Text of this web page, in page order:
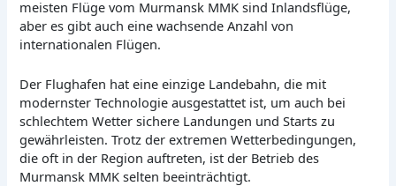
meisten Flüge vom Murmansk MMK sind Inlandsflüge,
aber es gibt auch eine wachsende Anzahl von
internationalen Flügen.
Der Flughafen hat eine einzige Landebahn, die mit
modernster Technologie ausgestattet ist, um auch bei
schlechtem Wetter sichere Landungen und Starts zu
gewährleisten. Trotz der extremen Wetterbedingungen,
die oft in der Region auftreten, ist der Betrieb des
Murmansk MMK selten beeinträchtigt.